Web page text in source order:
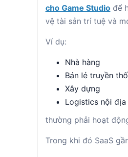
cho Game Studio để
vệ tài sản trí tuệ và
Ví dụ:
Nhà hàng
Bán lẻ truyền
Xây dựng
Logistics nội địa
thường phải hoạt
Trong khi đó SaaS